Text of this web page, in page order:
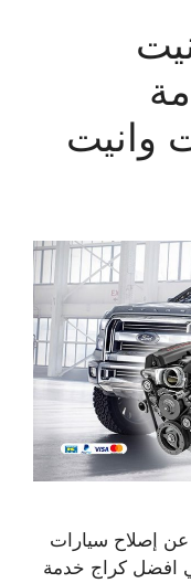
وانيت
عن إصلاح سيارات
افضل كراج خدمة